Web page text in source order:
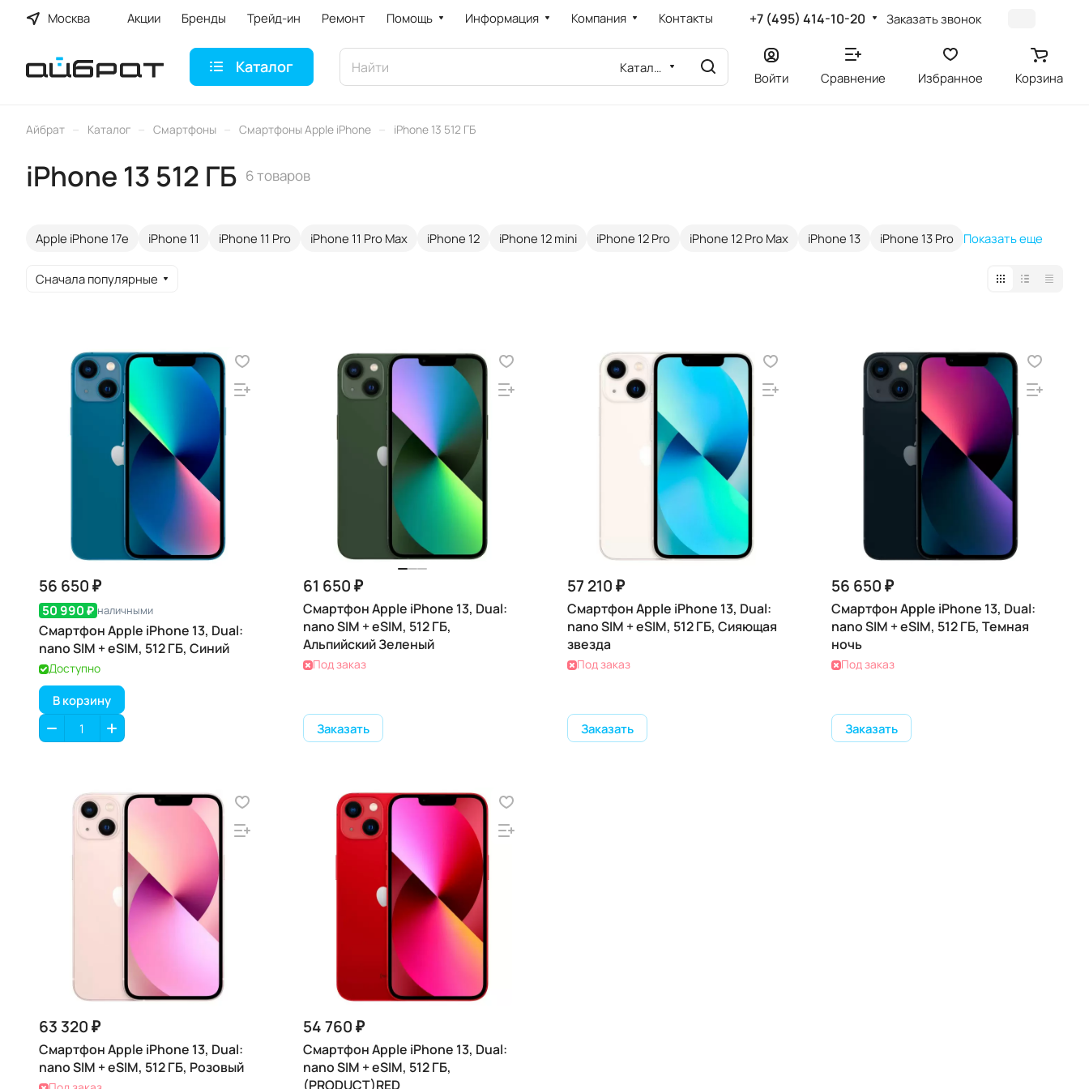
Москва Акции Бренды Трейд-ин Ремонт Помощь Информация Компания Контакты +7 (495) 414-10-20 Заказать звонок
Каталог Каталог
Войти Сравнение Избранное Корзина
Айбрат – Каталог – Смартфоны – Смартфоны Apple iPhone – iPhone 13 512 ГБ
iPhone 13 512 ГБ 6 товаров
Apple iPhone 17e iPhone 11 iPhone 11 Pro iPhone 11 Pro Max iPhone 12 iPhone 12 mini iPhone 12 Pro iPhone 12 Pro Max iPhone 13 iPhone 13 Pro Показать еще
Сначала популярные
56 650 ₽
50 990 ₽ наличными
Смартфон Apple iPhone 13, Dual:
nano SIM + eSIM, 512 ГБ, Синий
Доступно
В корзину
61 650 ₽
Смартфон Apple iPhone 13, Dual:
nano SIM + eSIM, 512 ГБ,
Альпийский Зеленый
Под заказ
Заказать
57 210 ₽
Смартфон Apple iPhone 13, Dual:
nano SIM + eSIM, 512 ГБ, Сияющая
звезда
Под заказ
Заказать
56 650 ₽
Смартфон Apple iPhone 13, Dual:
nano SIM + eSIM, 512 ГБ, Темная
ночь
Под заказ
Заказать
63 320 ₽
Смартфон Apple iPhone 13, Dual:
nano SIM + eSIM, 512 ГБ, Розовый
54 760 ₽
Смартфон Apple iPhone 13, Dual:
nano SIM + eSIM, 512 ГБ,
(PRODUCT)RED